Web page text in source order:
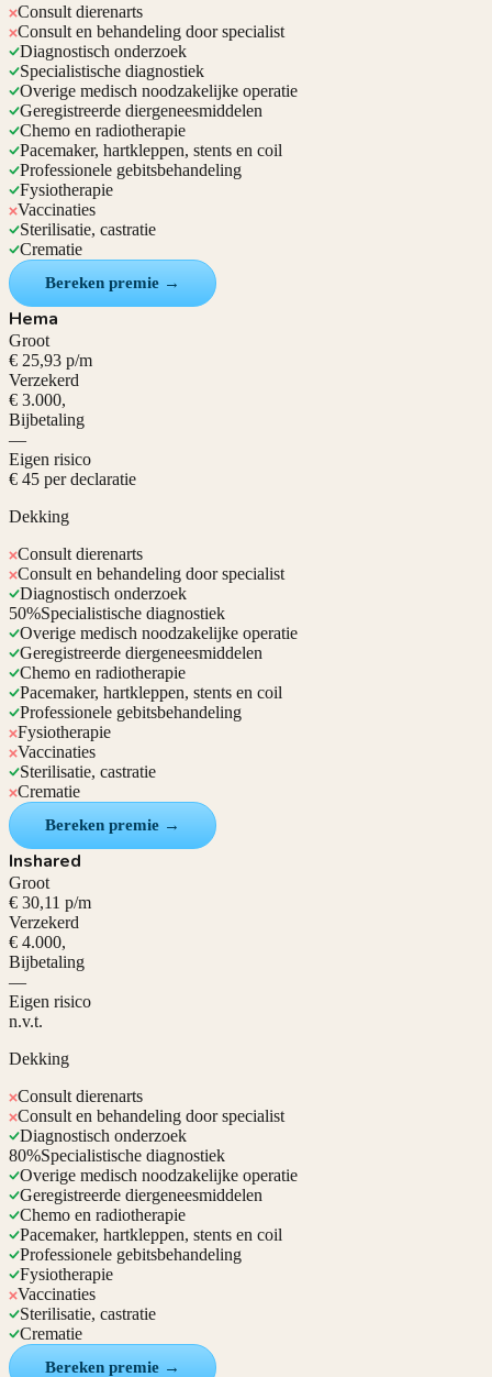
Consult dierenarts
Consult en behandeling door specialist
Diagnostisch onderzoek
Specialistische diagnostiek
Overige medisch noodzakelijke operatie
Geregistreerde diergeneesmiddelen
Chemo en radiotherapie
Pacemaker, hartkleppen, stents en coil
Professionele gebitsbehandeling
Fysiotherapie
Vaccinaties
Sterilisatie, castratie
Crematie
Bereken premie →
Hema
Groot
€ 25,93 p/m
Verzekerd
€ 3.000,
Bijbetaling
—
Eigen risico
€ 45 per declaratie
Dekking
Consult dierenarts
Consult en behandeling door specialist
Diagnostisch onderzoek
50%Specialistische diagnostiek
Overige medisch noodzakelijke operatie
Geregistreerde diergeneesmiddelen
Chemo en radiotherapie
Pacemaker, hartkleppen, stents en coil
Professionele gebitsbehandeling
Fysiotherapie
Vaccinaties
Sterilisatie, castratie
Crematie
Bereken premie →
Inshared
Groot
€ 30,11 p/m
Verzekerd
€ 4.000,
Bijbetaling
—
Eigen risico
n.v.t.
Dekking
Consult dierenarts
Consult en behandeling door specialist
Diagnostisch onderzoek
80%Specialistische diagnostiek
Overige medisch noodzakelijke operatie
Geregistreerde diergeneesmiddelen
Chemo en radiotherapie
Pacemaker, hartkleppen, stents en coil
Professionele gebitsbehandeling
Fysiotherapie
Vaccinaties
Sterilisatie, castratie
Crematie
Bereken premie →